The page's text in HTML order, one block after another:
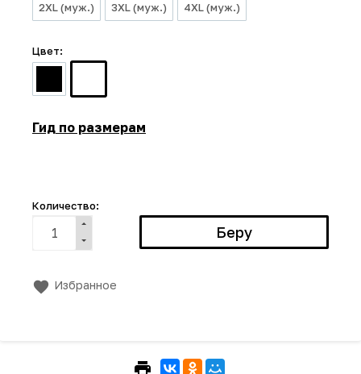
2XL (муж.) 3XL (муж.) 4XL (муж.)
Цвет:
Гид по размерам
Количество:
Избранное